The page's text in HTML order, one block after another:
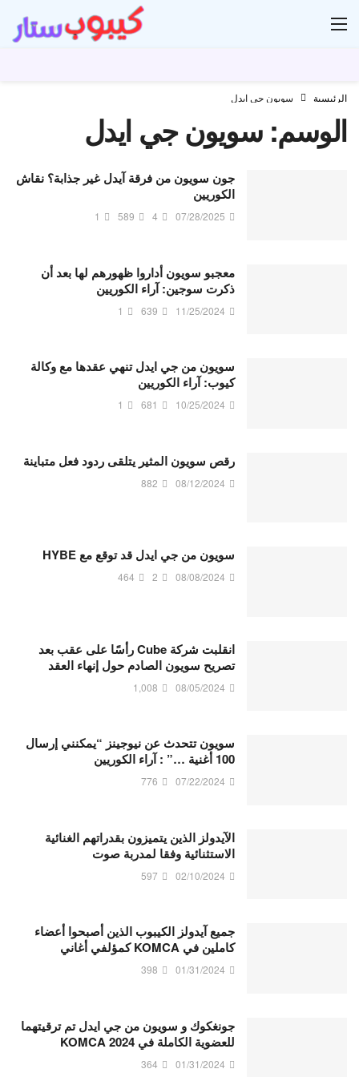
الرئيسية سويون جي ايدل
الوسم:سويون جي ايدل
جون سويون من فرقة آيدل غير جذابة؟ نقاش
الكوريين
07/28/2025
4
589
1
معجبو سويون أداروا ظهورهم لها بعد أن
ذكرت سوجين: آراء الكوريين
11/25/2024
639
1
سويون من جي ايدل تنهي عقدها مع وكالة
كيوب: آراء الكوريين
10/25/2024
681
1
رقص سويون المثير يتلقى ردود فعل متباينة
08/12/2024
882
سويون من جي ايدل قد توقع مع HYBE
08/08/2024
2
464
انقلبت شركة Cube رأسًا على عقب بعد
تصريح سويون الصادم حول إنهاء العقد
08/05/2024
1,008
سويون تتحدث عن نيوجينز “يمكنني إرسال
100 أغنية …” : آراء الكوريين
07/22/2024
776
الآيدولز الذين يتميزون بقدراتهم الغنائية
الاستثنائية وفقا لمدربة صوت
02/10/2024
597
جميع آيدولز الكيبوب الذين أصبحوا أعضاء
كاملين في KOMCA كمؤلفي أغاني
01/31/2024
398
جونغكوك و سويون من جي ايدل تم ترقيتهما
للعضوية الكاملة في KOMCA 2024
01/31/2024
364